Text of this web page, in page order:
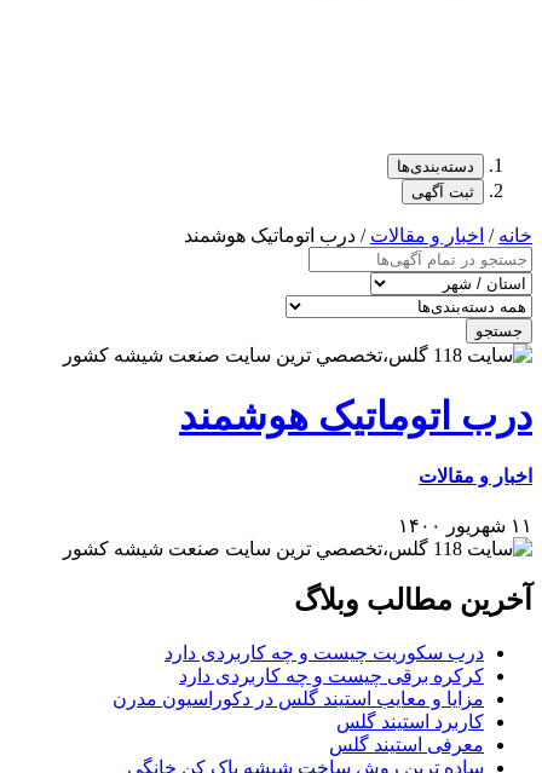
دسته‌بندی‌ها
ثبت آگهی
خانه / اخبار و مقالات / درب اتوماتیک هوشمند
جستجو
درب اتوماتیک هوشمند
اخبار و مقالات
۱۱ شهریور ۱۴۰۰
آخرین مطالب وبلاگ
درب سکوریت چیست و چه کاربردی دارد
کرکره برقی چیست و چه کاربردی دارد
مزایا و معایب استیند گلس در دکوراسیون مدرن
کاربرد استیند گلس
معرفی استیند گلس
ساده ترین روش ساخت شیشه پاک کن خانگی